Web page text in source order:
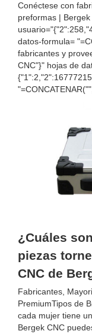
Conéctese con
preformas |
datos-formula=
fabricantes y
CNC"}" hojas de
¿Cuáles
piezas
CNC de
Fabricantes,
PremiumTipos de
cada mujer tiene
Bergek CNC